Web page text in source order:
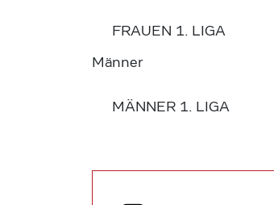
FRAUEN 1. LIGA
Männer
MÄNNER 1. LIGA